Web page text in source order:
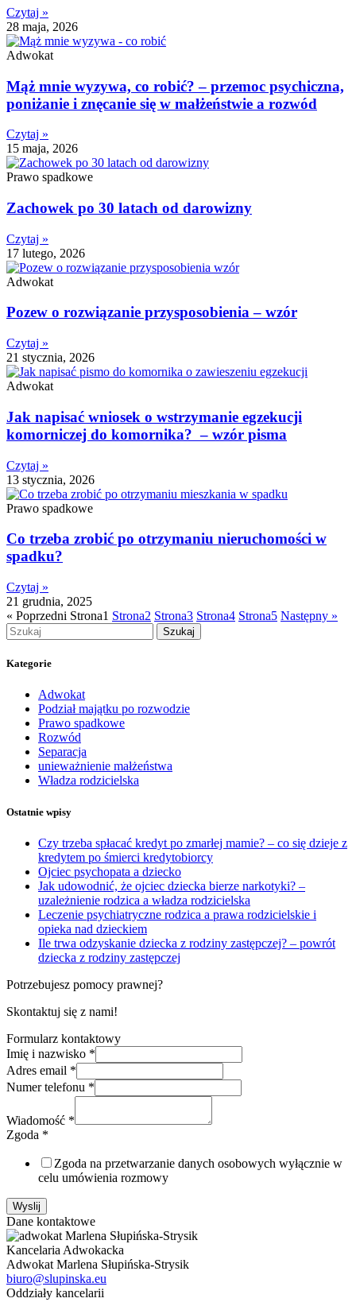
Czytaj »
28 maja, 2026
Adwokat
Mąż mnie wyzywa, co robić? – przemoc psychiczna,
poniżanie i znęcanie się w małżeństwie a rozwód
Czytaj »
15 maja, 2026
Prawo spadkowe
Zachowek po 30 latach od darowizny
Czytaj »
17 lutego, 2026
Adwokat
Pozew o rozwiązanie przysposobienia – wzór
Czytaj »
21 stycznia, 2026
Adwokat
Jak napisać wniosek o wstrzymanie egzekucji
komorniczej do komornika? – wzór pisma
Czytaj »
13 stycznia, 2026
Prawo spadkowe
Co trzeba zrobić po otrzymaniu nieruchomości w
spadku?
Czytaj »
21 grudnia, 2025
« Poprzedni Strona1 Strona2 Strona3 Strona4 Strona5 Następny »
Szukaj
Kategorie
Adwokat
Podział majątku po rozwodzie
Prawo spadkowe
Rozwód
Separacja
unieważnienie małżeństwa
Władza rodzicielska
Ostatnie wpisy
Czy trzeba spłacać kredyt po zmarłej mamie? – co się dzieje z
kredytem po śmierci kredytobiorcy
Ojciec psychopata a dziecko
Jak udowodnić, że ojciec dziecka bierze narkotyki? –
uzależnienie rodzica a władza rodzicielska
Leczenie psychiatryczne rodzica a prawa rodzicielskie i
opieka nad dzieckiem
Ile trwa odzyskanie dziecka z rodziny zastępczej? – powrót
dziecka z rodziny zastępczej
Potrzebujesz pomocy prawnej?
Skontaktuj się z nami!
Formularz kontaktowy
Imię i nazwisko *
Adres email *
Numer telefonu *
Wiadomość *
Zgoda *
Zgoda na przetwarzanie danych osobowych wyłącznie w
celu umówienia rozmowy
Wyslij
Dane kontaktowe
Kancelaria Adwokacka
Adwokat Marlena Słupińska-Strysik
biuro@slupinska.eu
Oddziały kancelarii